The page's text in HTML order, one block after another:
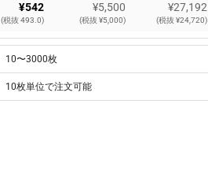
¥542
(税抜 493.0)
¥5,500
(税抜 ¥5,000)
¥27,192
(税抜 ¥24,720)
¥467
(税抜 425.0)
¥5,500 ¥28,875
¥419
10〜3000枚
10枚単位で注文可能